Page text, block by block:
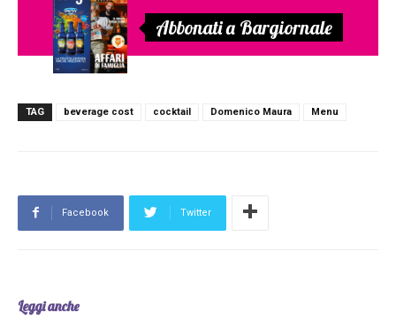
Abbonati a Bargiornale
TAG beverage cost cocktail Domenico Maura Menu
Facebook Twitter
Leggi anche